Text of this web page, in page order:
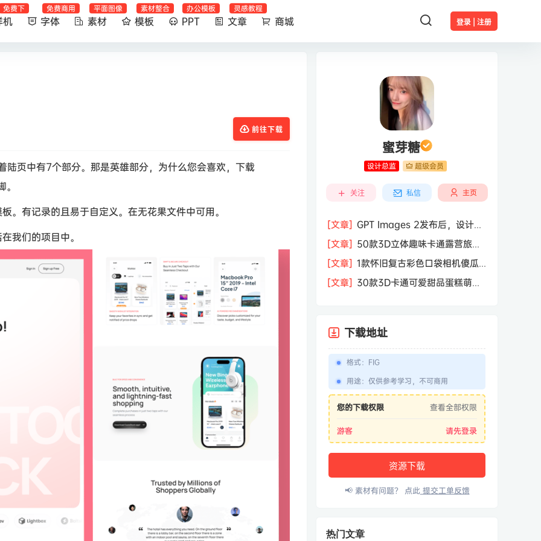
登录 | 注册
机
免费下
字体
免费商用
素材
平面图像
模板
素材整合
PPT
办公模板
文章
灵感教程
商城
前往下载
页中有7个部分。那是英雄部分，为什么您会喜欢，下载
。有记录的且易于自定义。在无花果文件中可用。
我们的项目中。
蜜芽糖
设计总监 超级会员
关注 私信 主页
[文章] GPT Images 2发布后，设计行
业的天真的塌了？
[文章] 50款3D立体趣味卡通露营旅行
度假旅游装备插图插画PNG免抠图片素
材图
[文章] 1款怀旧复古彩色口袋相机傻瓜
相机屏幕模型PSD模板样机效果图素材
[文章] 30款3D卡通可爱甜品蛋糕萌趣
下载地址
格式： FIG
用途： 仅供参考学习，不可商用
您的下载权限 查看全部权限
游客 请先登录
资源下载
📢 素材有问题？ 点此提交工单反馈
热门文章